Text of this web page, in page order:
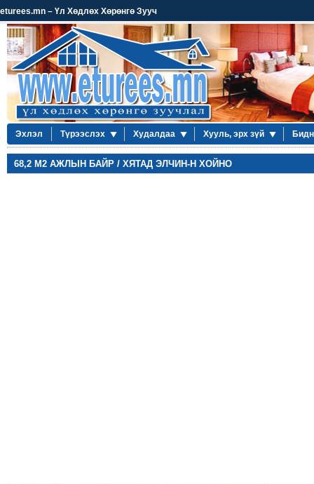
eturees.mn – Үл Хөдлөх Хөрөнгө Зууч
Эхлэл Түрээслэх Худалдаа Хууль, эрх зүй
68,2 М2 АЖЛЫН БАЙР / ХЯТАД ЭЛЧИН-Н ХОЙНО